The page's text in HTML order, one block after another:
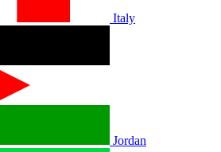
Italy
Jordan